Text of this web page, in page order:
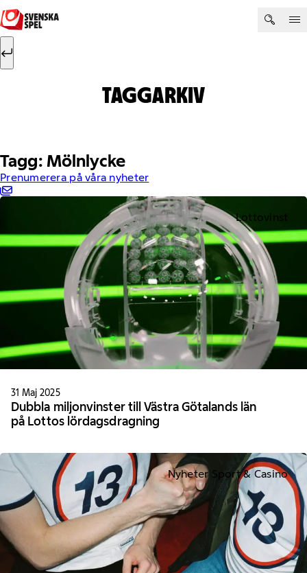
Hoppa till innehåll
Sök efter:
TAGGARKIV
Tagg: Mölnlycke
Prenumerera på våra nyheter
Lottovinst
31 Maj 2025
Dubbla miljonvinster till Västra Götalands län
på Lottos lördagsdragning
Nyheter Sport & Casino